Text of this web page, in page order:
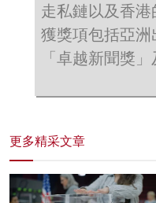
走私鏈以及香
獲獎項包括亞洲
「卓越新聞獎
更多精采文章